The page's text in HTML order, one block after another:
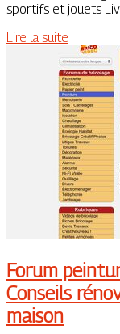
sportifs et jouets
Lire la suite
Forum
Conseils
maison